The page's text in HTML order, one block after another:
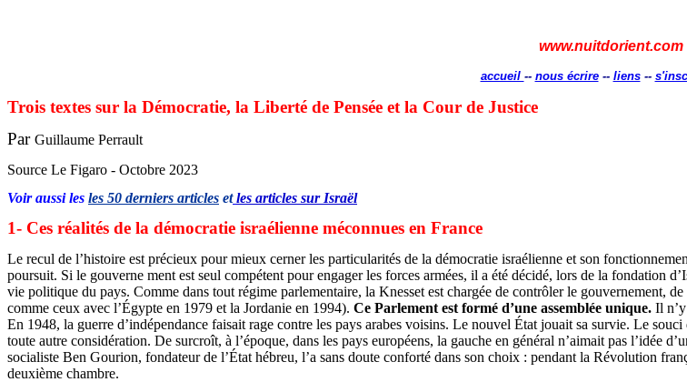
www.nuitdorient.com
accueil -- nous écrire-- liens--
Trois textes sur la Démocratie, la Liberté de Pensée et la Cour de Justice
Par Guillaume Perrault
Source Le Figaro - Octobre 2023
Voir aussi les les 50 derniers articles et les articles sur Israël
1- Ces réalités de la démocratie israélienne méconnues en France
Le recul de l’histoire est précieux pour mieux cerner les particularités de la démocratie israélienne et son
poursuit. Si le gouverne ment est seul compétent pour engager les forces armées, il a été décidé, lors de la fondation
vie politique du pays. Comme dans tout régime parlementaire, la Knesset est chargée de contrôler le gouvernement,
comme ceux avec l’Égypte en 1979 et la Jordanie en 1994). Ce Parlement est formé d’une assemblée unique. Il
En 1948, la guerre d’indépendance faisait rage contre les pays arabes voisins. Le nouvel État jouait sa survie. Le
toute autre considération. De surcroît, à l’époque, dans les pays européens, la gauche en général n’aimait pas l’idée
socialiste Ben Gourion, fondateur de l’État hébreu, l’a sans doute conforté dans son choix : pendant la Révolution
deuxième chambre.